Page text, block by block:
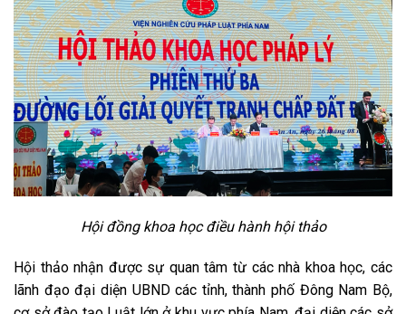
Hội đồng khoa học điều hành hội thảo
Hội thảo nhận được sự quan tâm từ các nhà khoa học, các
lãnh đạo đại diện UBND các tỉnh, thành phố Đông Nam Bộ,